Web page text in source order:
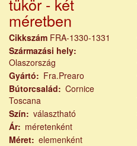
méretben
Cikkszám FRA-1330-1331
Származási hely
Olaszország
Gyártó
Fra.Prearo
Bútorcsalád
Cornice
Toscana
Szín
választható
Ár
méretenként
Méret elemenként